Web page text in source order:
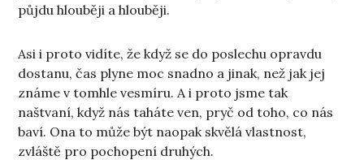
půjdu hlouběji a hlouběji.
Asi i proto vidíte, že když se do poslechu opravdu
dostanu, čas plyne moc snadno a jinak, než jak jej
známe v tomhle vesmíru. A i proto jsme tak
naštvaní, když nás taháte ven, pryč od toho, co nás
baví. Ona to může být naopak skvělá vlastnost,
zvláště pro pochopení druhých.